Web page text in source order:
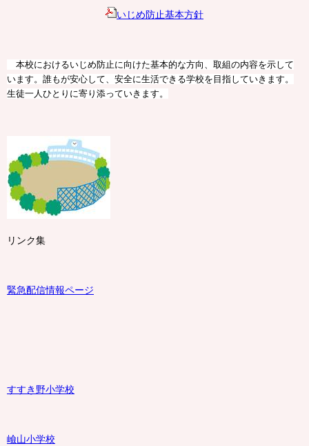
いじめ防止基本方針
本校におけるいじめ防止に向けた基本的な方向、取組の内容を示して
います。誰もが安心して、安全に生活できる学校を目指していきます。
生徒一人ひとりに寄り添っていきます。
リンク集
緊急配信情報ページ
すすき野小学校
嶮山小学校